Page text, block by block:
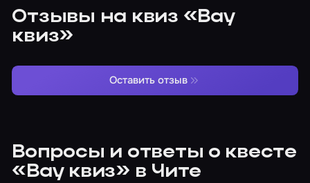
Отзывы на квиз «Вау
квиз»
Оставить отзыв
Вопросы и ответы о квесте
«Вау квиз» в Чите